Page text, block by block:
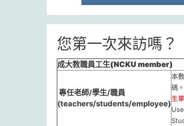
您第一次來訪嗎？
成大教職員工生(NCKU member)
專任老師/學生/職員
(teachers/students/employee)
本
碼
生
Use